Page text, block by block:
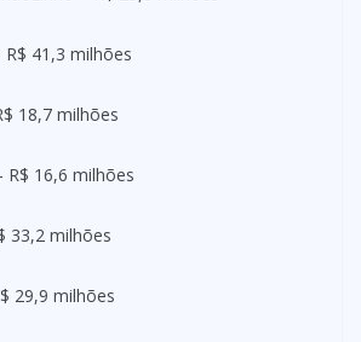
41,3 milhões
18,7 milhões
R$ 16,6 milhões
33,2 milhões
29,9 milhões